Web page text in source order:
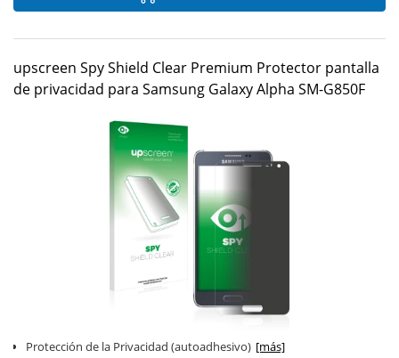
upscreen Spy Shield Clear Premium Protector pantalla
de privacidad para Samsung Galaxy Alpha SM-G850F
Protección de la Privacidad (autoadhesivo) [más]